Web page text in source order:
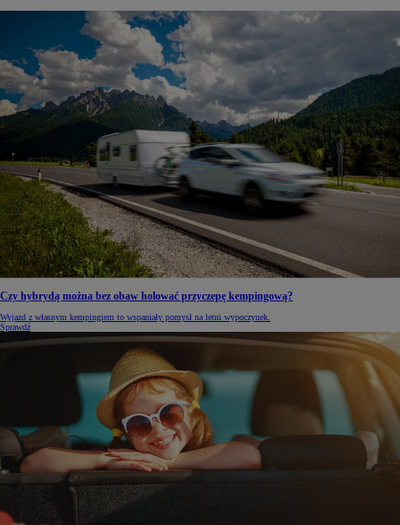
Czy hybrydą można bez obaw holować przyczepę kempingową?
Wyjazd z własnym kempingiem to wspaniały pomysł na letni wypoczynek.
Sprawdź